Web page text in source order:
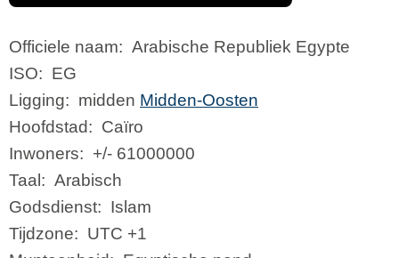
Officiele naam: Arabische Republiek Egypte
ISO: EG
Ligging: midden Midden-Oosten
Hoofdstad: Caïro
Inwoners: +/- 61000000
Taal: Arabisch
Godsdienst: Islam
Tijdzone: UTC +1